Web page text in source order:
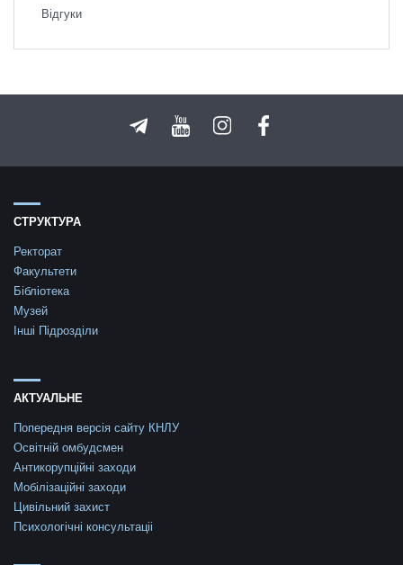
Відгуки
СТРУКТУРА
Ректорат
Факультети
Бібліотека
Музей
Інші Підрозділи
АКТУАЛЬНЕ
Попередня версія сайту КНЛУ
Освітній омбудсмен
Антикорупційні заходи
Мобілізаційні заходи
Цивільний захист
Психологічні консультаціі